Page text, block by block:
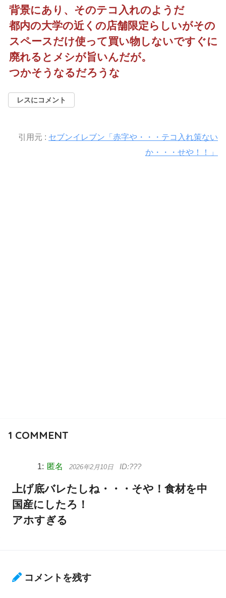
背景にあり、そのテコ入れのようだ
都内の大学の近くの店舗限定らしいがその
スペースだけ使って買い物しないですぐに
廃れるとメシが旨いんだが。
つかそうなるだろうな
レスにコメント
引用元 : セブンイレブン「赤字や・・・テコ入れ策ない
か・・・せや！！」
1 COMMENT
匿名 2026年2月10日
上げ底バレたしね・・・そや！食材を中
国産にしたろ！
アホすぎる
コメントを残す